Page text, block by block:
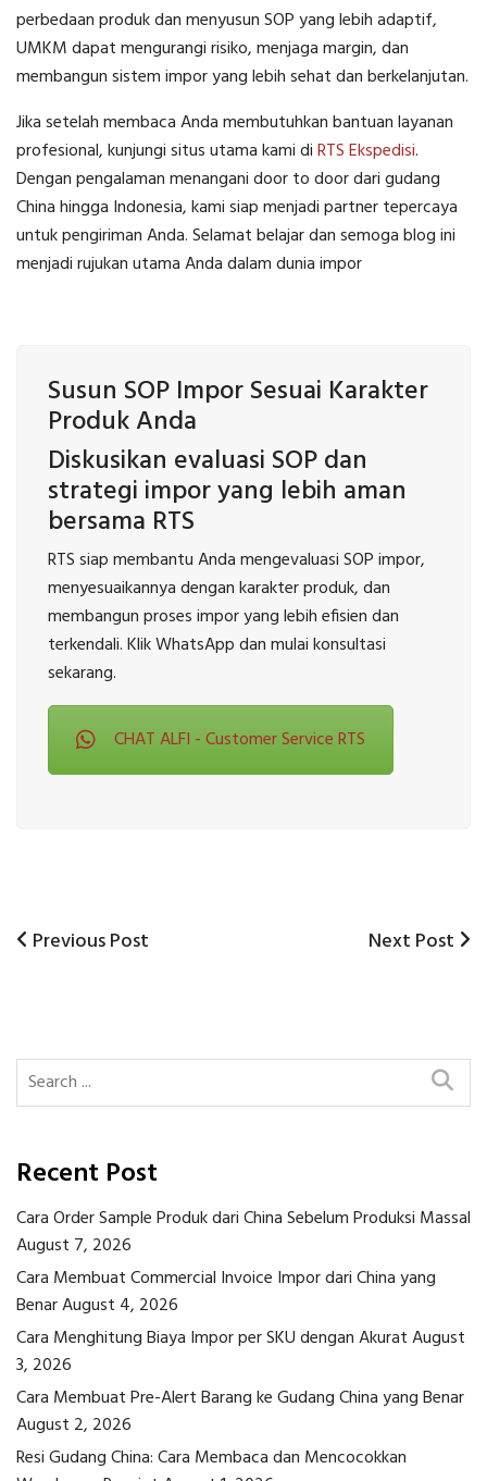
perbedaan produk dan menyusun SOP yang lebih adaptif,
UMKM dapat mengurangi risiko, menjaga margin, dan
membangun sistem impor yang lebih sehat dan berkelanjutan.
Jika setelah membaca Anda membutuhkan bantuan layanan
profesional, kunjungi situs utama kami diRTS Ekspedisi.
Dengan pengalaman menangani door to door dari gudang
China hingga Indonesia, kami siap menjadi partner tepercaya
untuk pengiriman Anda. Selamat belajar dan semoga blog ini
menjadi rujukan utama Anda dalam dunia impor
Susun SOP Impor Sesuai Karakter
Produk Anda
Diskusikan evaluasi SOP dan
strategi impor yang lebih aman
bersama RTS
RTS siap membantu Anda mengevaluasi SOP impor,
menyesuaikannya dengan karakter produk, dan
membangun proses impor yang lebih efisien dan
terkendali. Klik WhatsApp dan mulai konsultasi
sekarang.
CHAT ALFI - Customer Service RTS
Post
Previous
Previous Post
Next
Next Post
Recent Post
Cara Order Sample Produk dari China Sebelum Produksi Massal
August 7, 2026
Cara Membuat Commercial Invoice Impor dari China yang
BenarAugust 4, 2026
Cara Menghitung Biaya Impor per SKU dengan AkuratAugust
3, 2026
Cara Membuat Pre-Alert Barang ke Gudang China yang Benar
August 2, 2026
Resi Gudang China: Cara Membaca dan Mencocokkan